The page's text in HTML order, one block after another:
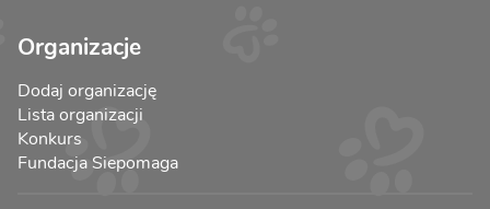
Organizacje
Dodaj organizację
Lista organizacji
Konkurs
Fundacja Siepomaga